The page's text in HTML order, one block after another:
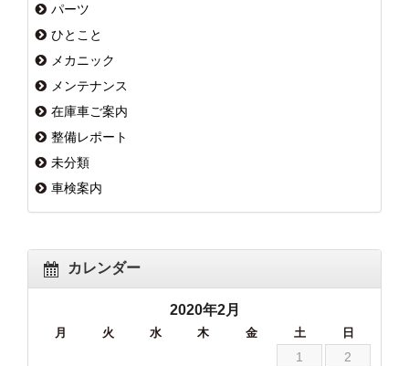
パーツ
ひとこと
メカニック
メンテナンス
在庫車ご案内
整備レポート
未分類
車検案内
カレンダー
2020年2月
月 火 水 木 金 土 日
1
2